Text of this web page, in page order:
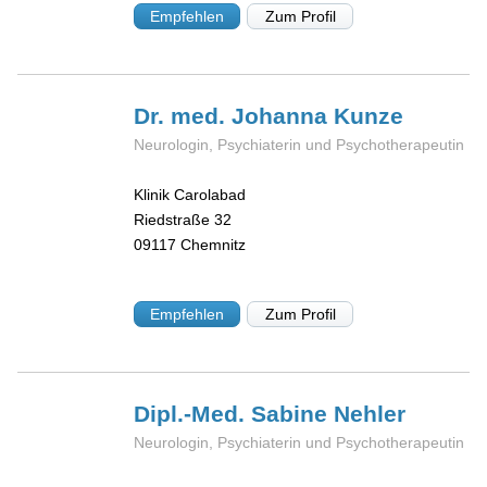
Empfehlen Zum Profil
Dr. med. Johanna Kunze
Neurologin, Psychiaterin und Psychotherapeutin
Klinik Carolabad
Riedstraße 32
09117 Chemnitz
Empfehlen Zum Profil
Dipl.-Med. Sabine Nehler
Neurologin, Psychiaterin und Psychotherapeutin